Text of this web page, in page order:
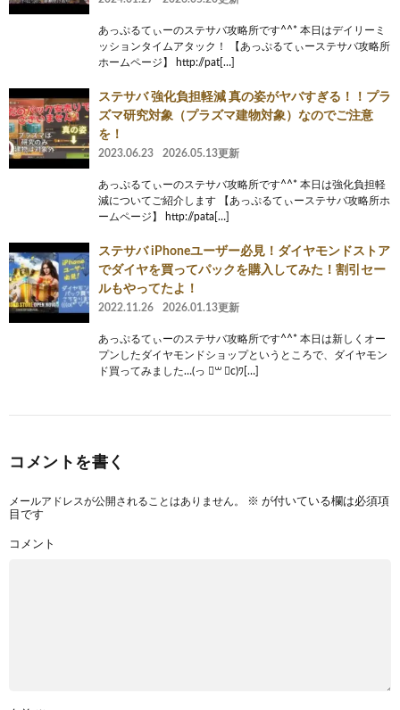
あっぷるてぃーのステサバ攻略所です^^* 本日はデイリーミ
ッションタイムアタック！ 【あっぷるてぃーステサバ攻略所
ホームページ】 http://pat[…]
ステサバ 強化負担軽減 真の姿がヤバすぎる！！プラ
ズマ研究対象（プラズマ建物対象）なのでご注意
を！
2023.06.23 2026.05.13更新
あっぷるてぃーのステサバ攻略所です^^* 本日は強化負担軽
減についてご紹介します 【あっぷるてぃーステサバ攻略所ホ
ームページ】 http://pata[…]
ステサバ iPhoneユーザー必見！ダイヤモンドストア
でダイヤを買ってパックを購入してみた！割引セー
ルもやってたよ！
2022.11.26 2026.01.13更新
あっぷるてぃーのステサバ攻略所です^^* 本日は新しくオー
プンしたダイヤモンドショップというところで、ダイヤモン
ド買ってみました…(っ ॑꒳ ॑c)ﾜ[…]
コメントを書く
メールアドレスが公開されることはありません。 ※ が付いている欄は必須項
目です
コメント